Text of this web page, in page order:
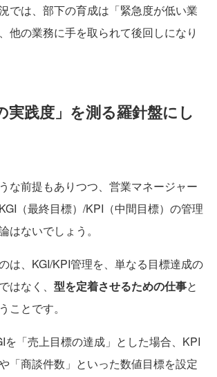
では、部下の育成は「緊急度が低い業
他の業務に手を取られて後回しになり
実践度」を測る羅針盤にし
な前提もありつつ、営業マネージャー
（最終目標）/KPI（中間目標）の管理
はないでしょう。
は、KGI/KPI管理を、単なる目標達成の
はなく、 型を定着させるための仕事と
ことです。
「売上目標の達成」とした場合、KPI
「商談件数」といった数値目標を設定